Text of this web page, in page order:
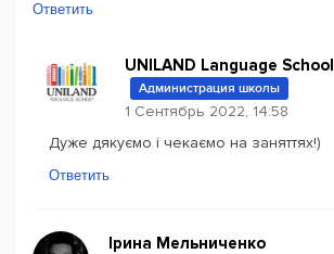
Ответить
UNILAND Language School
Администрация школы
1 Сентябрь 2022, 14:58
Дуже дякуємо і чекаємо на заняттях!)
Ответить
Ірина Мельниченко